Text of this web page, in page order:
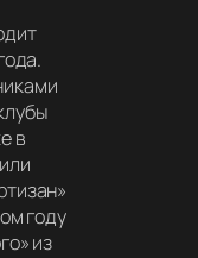
в
году
из